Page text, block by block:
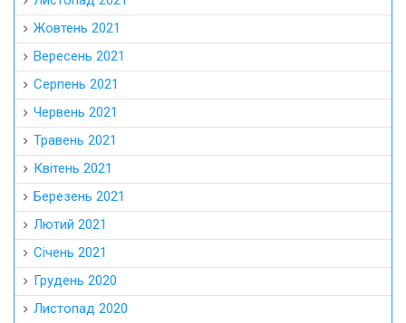
Жовтень 2021
Вересень 2021
Серпень 2021
Червень 2021
Травень 2021
Квітень 2021
Березень 2021
Лютий 2021
Січень 2021
Грудень 2020
Листопад 2020